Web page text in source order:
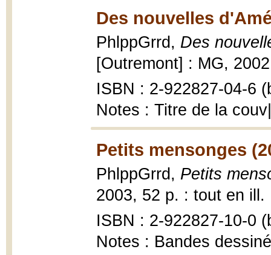
Des nouvelles
PhlppGrrd, Des
[Outremont] : MG,
ISBN : 2-922827-04-6
Notes : Titre de la
Petits mensonges
PhlppGrrd, Petits
2003, 52 p. : tout en ill.
ISBN : 2-922827-10-0
Notes : Bandes